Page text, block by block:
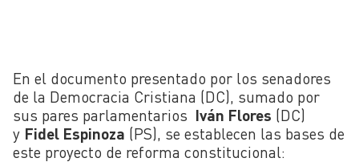
En el documento presentado por los senadores
de la Democracia Cristiana (DC), sumado por
sus pares parlamentarios Iván Flores (DC)
y Fidel Espinoza (PS), se establecen las bases de
este proyecto de reforma constitucional: